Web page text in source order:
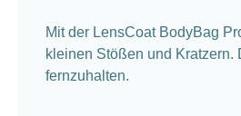
Mit der LensCoat BodyBag
kleinen Stößen und
fernzuhalten.